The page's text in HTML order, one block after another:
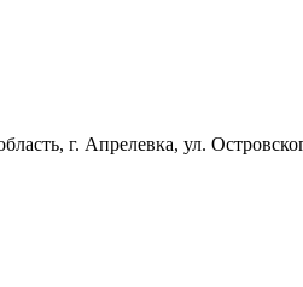
г. Апрелевка, ул.